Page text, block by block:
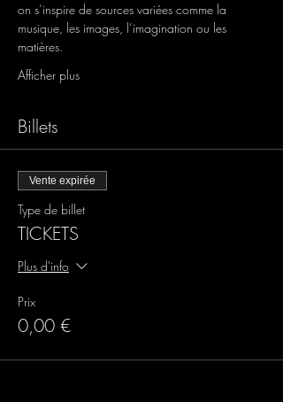
on s’inspire de sources variées comme la
musique, les images, l’imagination ou les
matières.
Afficher plus
Billets
Vente expirée
Type de billet
TICKETS
Plus d'info
Prix
0,00 €